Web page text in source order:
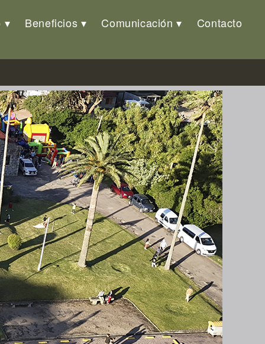
Beneficios Comunicación Contacto
Teresa